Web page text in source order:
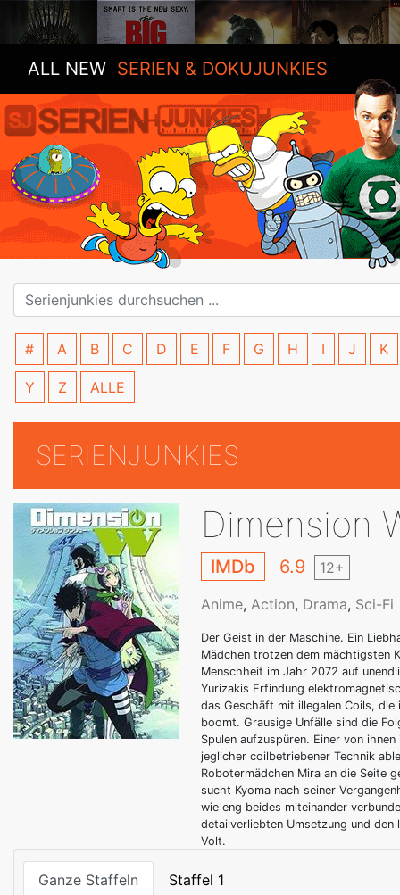
ALL NEW SERIEN & DOKUJUNKIES
# A B C D E F G H I J K
Y Z ALLE
SERIENJUNKIES
Dimension
IMDb 6.9 12+
Anime, Action, Drama, Sci-Fi
Der Geist in der Maschine. Ein
Mädchen trotzen dem mächtigsten
Menschheit im Jahr 2072 auf
Yurizakis Erfindung
das Geschäft mit illegalen Coils,
boomt. Grausige Unfälle sind die
Spulen aufzuspüren. Einer von
jeglicher coilbetriebener Technik
Robotermädchen Mira an die Seite
sucht Kyoma nach seiner
wie eng beides miteinander
detailverliebten Umsetzung und
Volt.
Ganze Staffeln Staffel 1